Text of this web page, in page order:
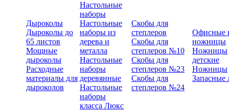
Дыроколы
Дыроколы до
65 листов
Мощные
дыроколы
Расходные
материалы для
дыроколов
Настольные
наборы
Настольные
наборы из
дерева и
металла
Настольные
наборы
деревянные
Настольные
наборы
класса Люкс
Скобы для
степлеров
Скобы для
степлеров №10
Скобы для
степлеров №23
Скобы для
степлеров №24
Офисные
ножницы
Ножницы
детские
Ножницы
Запасные